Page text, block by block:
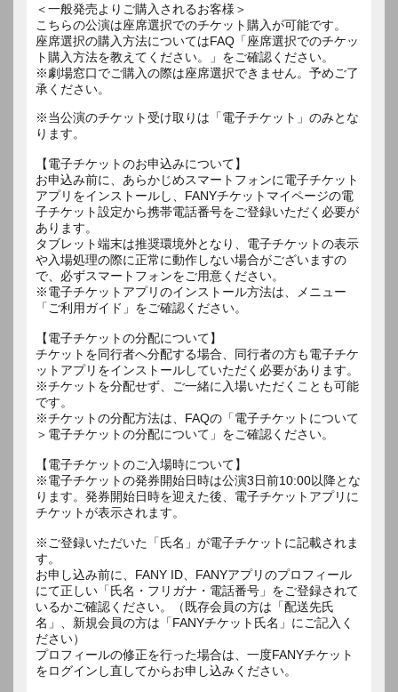
＜一般発売よりご購入されるお客様＞
こちらの公演は座席選択でのチケット購入が可能です。
座席選択の購入方法についてはFAQ「座席選択でのチケッ
ト購入方法を教えてください。」をご確認ください。
※劇場窓口でご購入の際は座席選択できません。予めご了
承ください。
※当公演のチケット受け取りは「電子チケット」のみとな
ります。
【電子チケットのお申込みについて】
お申込み前に、あらかじめスマートフォンに電子チケット
アプリをインストールし、FANYチケットマイページの電
子チケット設定から携帯電話番号をご登録いただく必要が
あります。
タブレット端末は推奨環境外となり、電子チケットの表示
や入場処理の際に正常に動作しない場合がございますの
で、必ずスマートフォンをご用意ください。
※電子チケットアプリのインストール方法は、メニュー
「ご利用ガイド」をご確認ください。
【電子チケットの分配について】
チケットを同行者へ分配する場合、同行者の方も電子チケ
ットアプリをインストールしていただく必要があります。
※チケットを分配せず、ご一緒に入場いただくことも可能
です。
※チケットの分配方法は、FAQの「電子チケットについて
＞電子チケットの分配について」をご確認ください。
【電子チケットのご入場時について】
※電子チケットの発券開始日時は公演3日前10:00以降とな
ります。発券開始日時を迎えた後、電子チケットアプリに
チケットが表示されます。
※ご登録いただいた「氏名」が電子チケットに記載されま
す。
お申し込み前に、FANY ID、FANYアプリのプロフィール
にて正しい「氏名・フリガナ・電話番号」をご登録されて
いるかご確認ください。（既存会員の方は「配送先氏
名」、新規会員の方は「FANYチケット氏名」にご記入く
ださい）
プロフィールの修正を行った場合は、一度FANYチケット
をログインし直してからお申し込みください。